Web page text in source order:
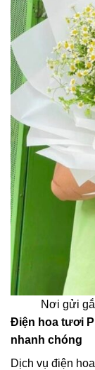
Nơi gửi
Điện hoa tươi
nhanh chóng
Dịch vụ điện